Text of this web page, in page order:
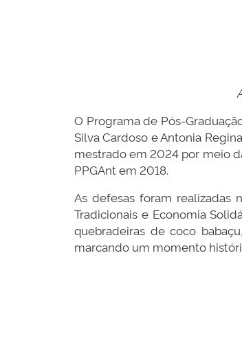
O Programa de Pós-
Silva Cardoso e Antonia
mestrado em 2024 por meio
PPGAnt em 2018.
As defesas foram realizadas
Tradicionais e Economia
quebradeiras de coco
marcando um momento